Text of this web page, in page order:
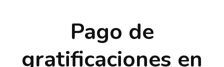
Pago de
gratificaciones en